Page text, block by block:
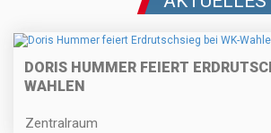
DORIS HUMMER FEIERT
WAHLEN
Zentralraum